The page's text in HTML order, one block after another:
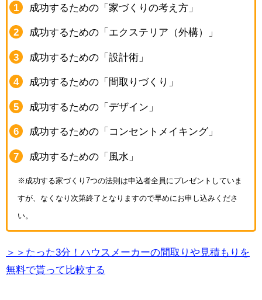
成功するための「家づくりの考え方」
成功するための「エクステリア（外構）」
成功するための「設計術」
成功するための「間取りづくり」
成功するための「デザイン」
成功するための「コンセントメイキング」
成功するための「風水」
※成功する家づくり7つの法則は申込者全員にプレゼントしていま
すが、なくなり次第終了となりますので早めにお申し込みくださ
い。
＞＞たった3分！ハウスメーカーの間取りや見積もりを
無料で貰って比較する